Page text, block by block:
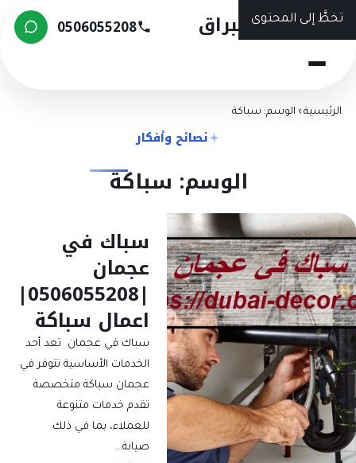
تخطَّ إلى المحتوى
شركة البراق 0506055208
الرئيسية › الوسم: سباكة
نصائح وأفكار
الوسم: سباكة
سباك في
عجمان
|0506055208|
اعمال سباكة
سباك في عجمان تعد أحد
الخدمات الأساسية تتوفر في
عجمان سباكة متخصصة
تقدم خدمات متنوعة
للعملاء، بما في ذلك
صيانة…